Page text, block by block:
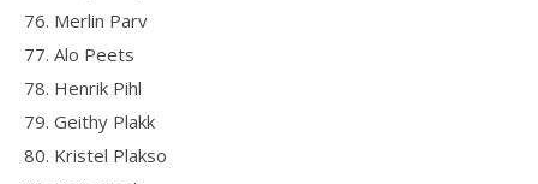
76. Merlin Parv
77. Alo Peets
78. Henrik Pihl
79. Geithy Plakk
80. Kristel Plakso